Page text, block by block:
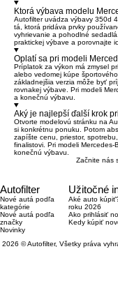
Ktorá výbava modelu
Autofilter uvádza výbavy 350d
tá, ktorá pridáva prvky
vyhrievanie a pohodlné
praktickej výbave a porovnajte
Oplatí sa pri modeli
Príplatok za výkon má zmysel
alebo vedomej kúpe
základnejšia verzia môže byť
rovnakej výbave. Pri modeli
a konečnú výbavu.
Aký je najlepší ďalší krok
Otvorte modelovú stránku na
si konkrétnu ponuku. Potom
zapíšte cenu, priestor,
finalistovi. Pri modeli
konečnú výbavu.
Začnite nás
Autofilter
Nové autá podľa
kategórie
Nové autá podľa
značky
Novinky
Užitočné
Aké auto
roku 2026
Ako prihlásiť
Kedy kúpiť
2026 © Autofilter, Všetky práva